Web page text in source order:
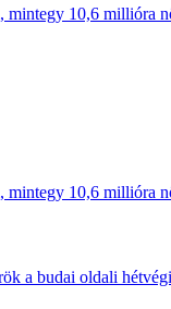
10,6 millióra
10,6 millióra
a budai oldali